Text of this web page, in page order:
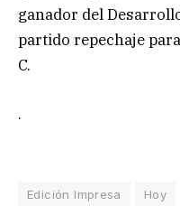
ganador del
partido repechaje
C.
.
Edición Impresa Hoy